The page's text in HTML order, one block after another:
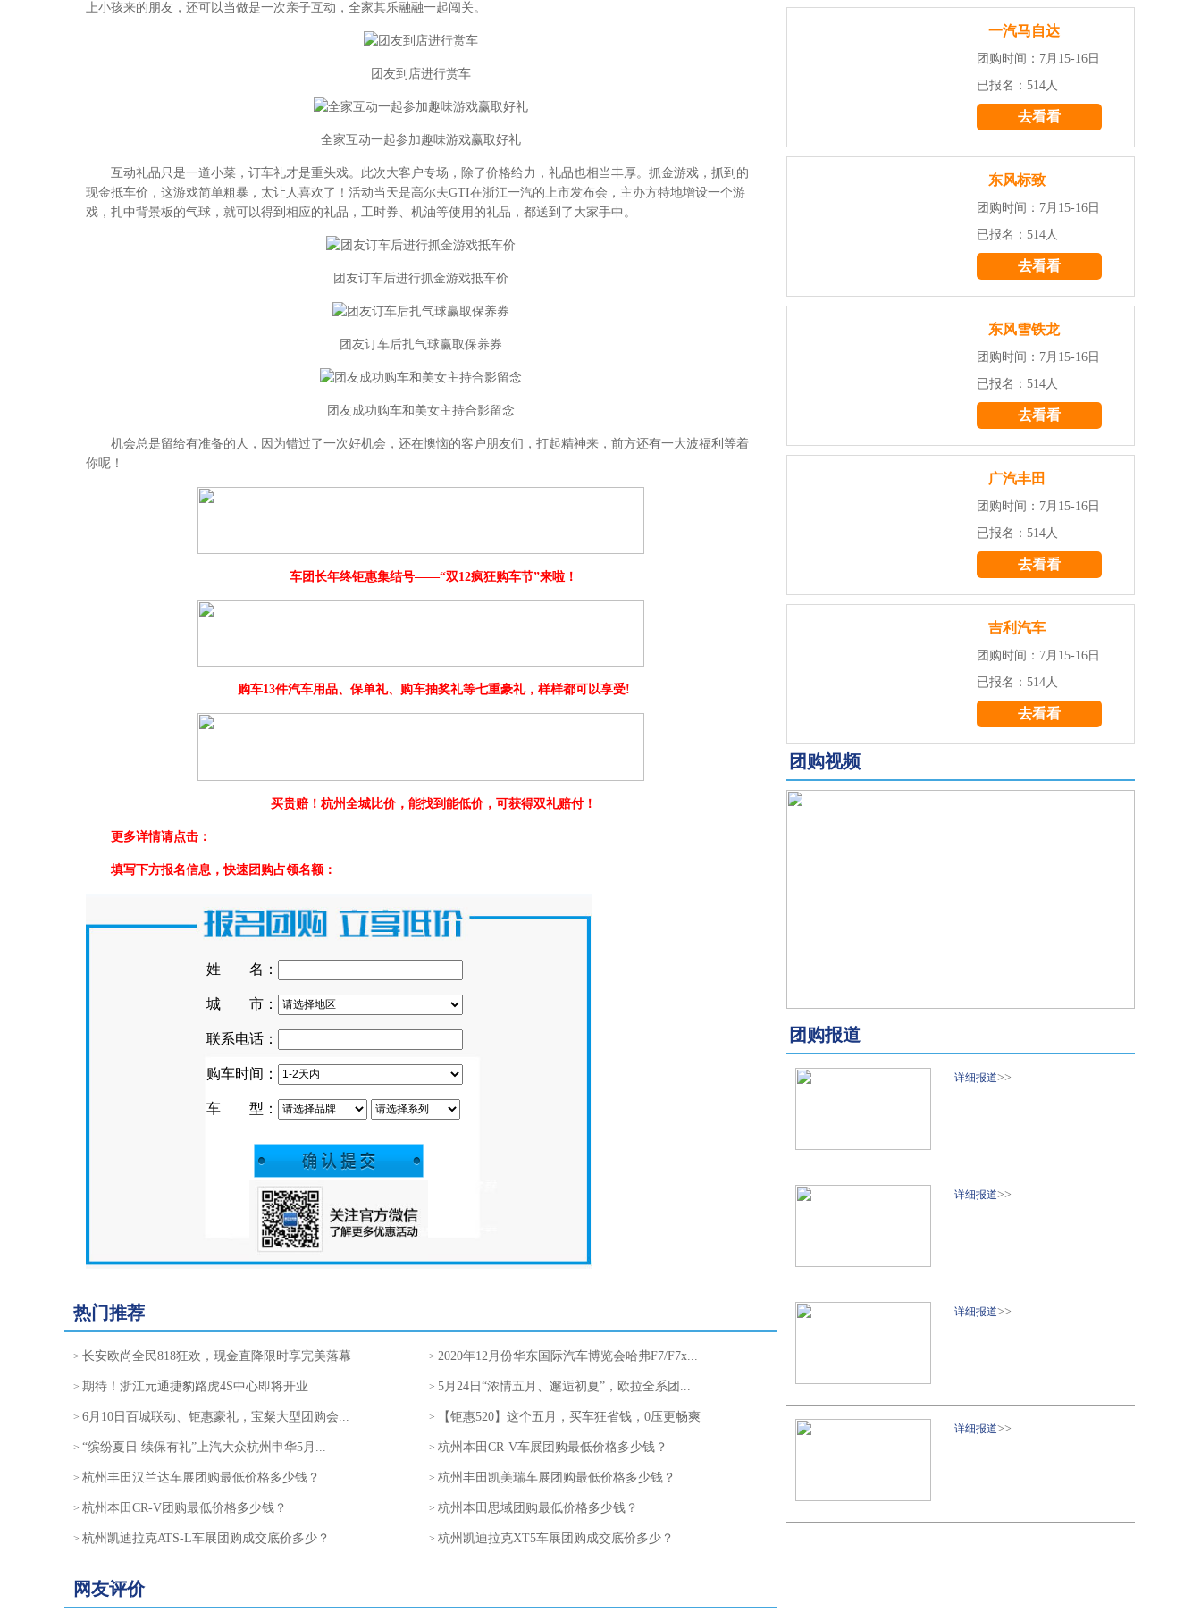
上小孩来的朋友，还可以当做是一次亲子互动，全家其乐融融一起闯关。
团友到店进行赏车
全家互动一起参加趣味游戏赢取好礼
互动礼品只是一道小菜，订车礼才是重头戏。此次大客户专场，除了价格给力，礼品也相当丰厚。抓金游戏，抓到的
现金抵车价，这游戏简单粗暴，太让人喜欢了！活动当天是高尔夫GTI在浙江一汽的上市发布会，主办方特地增设一个游
戏，扎中背景板的气球，就可以得到相应的礼品，工时券、机油等使用的礼品，都送到了大家手中。
团友订车后进行抓金游戏抵车价
团友订车后扎气球赢取保养券
团友成功购车和美女主持合影留念
机会总是留给有准备的人，因为错过了一次好机会，还在懊恼的客户朋友们，打起精神来，前方还有一大波福利等着
你呢！
车团长年终钜惠集结号——“双12疯狂购车节”来啦！
购车13件汽车用品、保单礼、购车抽奖礼等七重豪礼，样样都可以享受!
买贵赔！杭州全城比价，能找到能低价，可获得双礼赔付！
更多详情请点击：
填写下方报名信息，快速团购占领名额：
热门推荐
> 长安欧尚全民818狂欢，现金直降限时享完美落幕 > 2020年12月份华东国际汽车博览会哈弗F7/F7x...
> 期待！浙江元通捷豹路虎4S中心即将开业 > 5月24日“浓情五月、邂逅初夏”，欧拉全系团...
> 6月10日百城联动、钜惠豪礼，宝粲大型团购会... > 【钜惠520】这个五月，买车狂省钱，0压更畅爽
> “缤纷夏日 续保有礼”上汽大众杭州申华5月... > 杭州本田CR-V车展团购最低价格多少钱？
> 杭州丰田汉兰达车展团购最低价格多少钱？ > 杭州丰田凯美瑞车展团购最低价格多少钱？
> 杭州本田CR-V团购最低价格多少钱？ > 杭州本田思域团购最低价格多少钱？
> 杭州凯迪拉克ATS-L车展团购成交底价多少？ > 杭州凯迪拉克XT5车展团购成交底价多少？
网友评价
一汽马自达
团购时间：7月15-16日
已报名：514人
去看看
东风标致
团购时间：7月15-16日
已报名：514人
去看看
东风雪铁龙
团购时间：7月15-16日
已报名：514人
去看看
广汽丰田
团购时间：7月15-16日
已报名：514人
去看看
吉利汽车
团购时间：7月15-16日
已报名：514人
去看看
团购视频
团购报道
详细报道>>
详细报道>>
详细报道>>
详细报道>>